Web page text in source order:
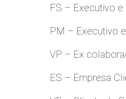
FS – Executivo
PM – Executivo
VP – Ex
ES – Empresa